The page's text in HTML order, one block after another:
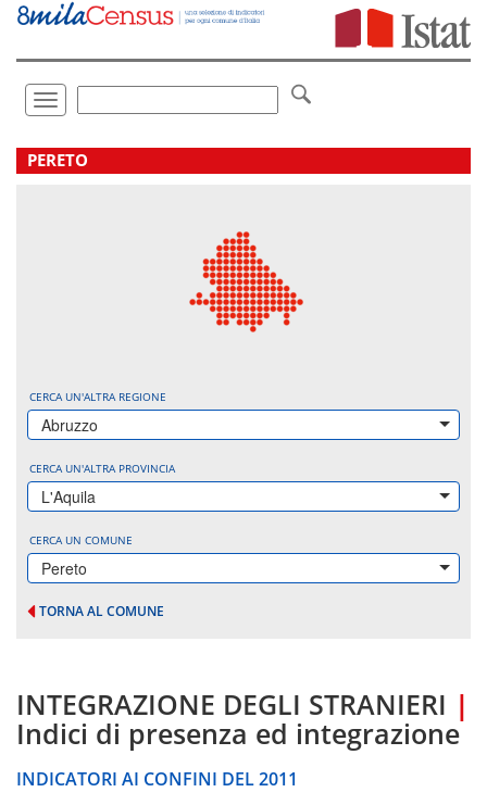
Vai
direttamente
Toggle
navigation
.
PERETO
CERCA UN'ALTRA REGIONE
Abruzzo
CERCA UN'ALTRA PROVINCIA
L'Aquila
CERCA UN COMUNE
Pereto
TORNA AL COMUNE
INTEGRAZIONE DEGLI STRANIERI |
Indici di presenza ed integrazione
INDICATORI AI CONFINI DEL 2011